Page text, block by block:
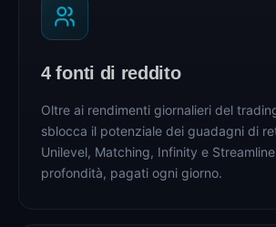
4 fonti di reddito
Oltre ai rendimenti giornalieri del
sblocca il potenziale dei guadagni di
Unilevel, Matching, Infinity e
profondità, pagati ogni giorno.